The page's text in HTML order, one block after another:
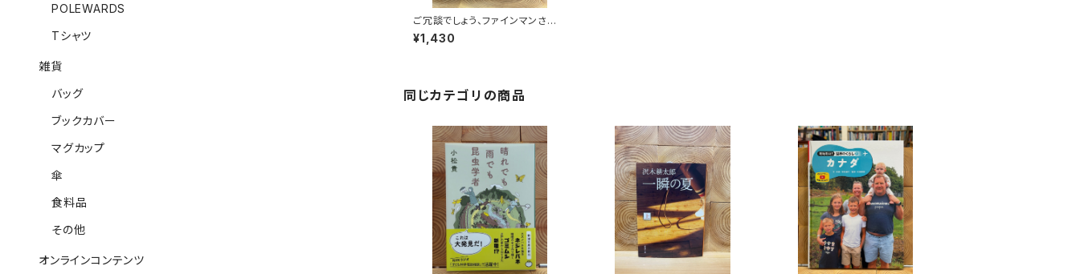
ご冗談でしょう、ファインマンさ
ん 上
¥1,430
同じカテゴリの商品
POLEWARDS
Tシャツ
雑貨
バッグ
ブックカバー
マグカップ
傘
食料品
その他
オンラインコンテンツ